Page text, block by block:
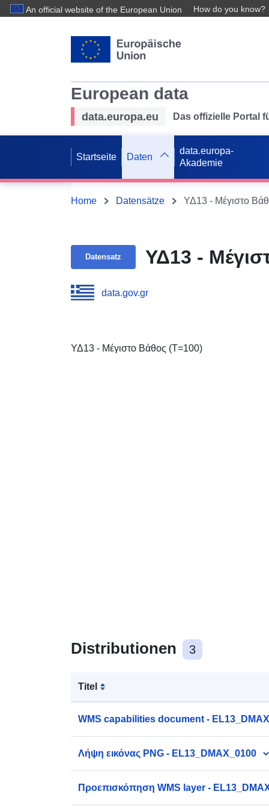
An official website of the European Union How do you know?
European data
data.europa.eu Das offizielle Portal
Startseite Daten
data.europa-
Akademie
Home Datensätze ΥΔ13 - Μέγιστο
Datensatz ΥΔ13 -
data.gov.gr
ΥΔ13 - Μέγιστο Βάθος (T=100)
Distributionen 3
Titel
WMS capabilities document -
Λήψη εικόνας PNG - EL13_DMAX_0100
Προεπισκόπηση WMS layer -